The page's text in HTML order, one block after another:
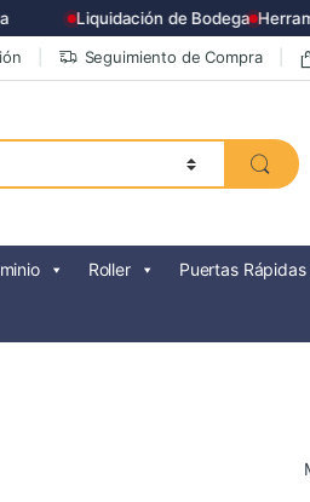
Liquidación de Bodega
Seguimiento de Compra
Roller Puertas Rápidas